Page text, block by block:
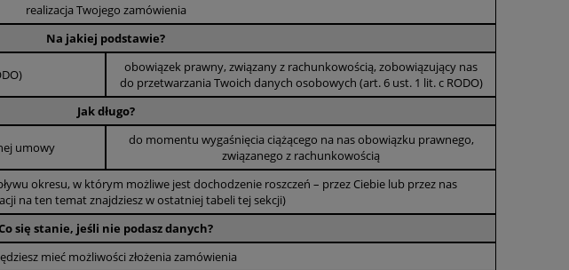
realizacja Twojego zamówienia
Na jakiej podstawie?
obowiązek prawny, związany z rachunkowością, zobowiązujący nas
do przetwarzania Twoich danych osobowych (art. 6 ust. 1 lit. c RODO)
Jak długo?
umowy
do momentu wygaśnięcia ciążącego na nas obowiązku prawnego,
związanego z rachunkowością
okresu, w którym możliwe jest dochodzenie roszczeń – przez Ciebie lub przez nas
na ten temat znajdziesz w ostatniej tabeli tej sekcji)
się stanie, jeśli nie podasz danych?
mieć możliwości złożenia zamówienia